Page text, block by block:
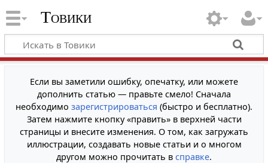
Товики
Если вы заметили ошибку, опечатку, или можете
дополнить статью — правьте смело! Сначала
необходимо зарегистрироваться (быстро и бесплатно).
Затем нажмите кнопку «править» в верхней части
страницы и внесите изменения. О том, как загружать
иллюстрации, создавать новые статьи и о многом
другом можно прочитать в справке.